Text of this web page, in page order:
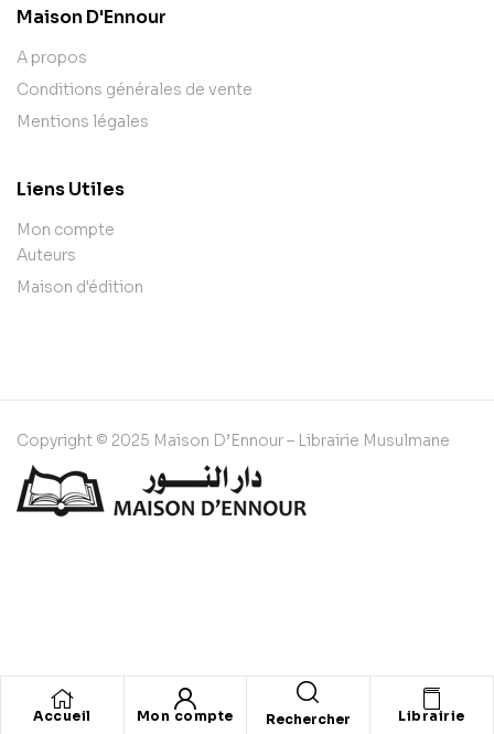
Accueil Mon compte Rechercher Librairie
Maison D'Ennour
A propos
Conditions générales de vente
Mentions légales
Liens Utiles
Mon compte
Auteurs
Maison d'édition
Copyright © 2025 Maison D’Ennour – Librairie Musulmane